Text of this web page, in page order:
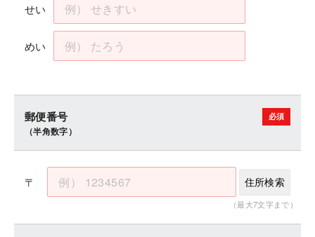
せい
めい
郵便番号
（半角数字）
〒
（最大7文字まで）
住所検索